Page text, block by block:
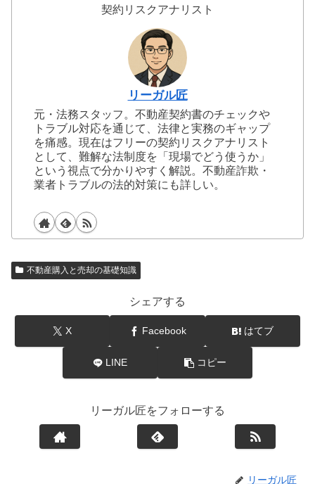
契約リスクアナリスト
リーガル匠
元・法務スタッフ。不動産契約書のチェックや
トラブル対応を通じて、法律と実務のギャップ
を痛感。現在はフリーの契約リスクアナリスト
として、難解な法制度を「現場でどう使うか」
という視点で分かりやすく解説。不動産詐欺・
業者トラブルの法的対策にも詳しい。
不動産購入と売却の基礎知識
シェアする
X Facebook はてブ
LINE コピー
リーガル匠をフォローする
リーガル匠